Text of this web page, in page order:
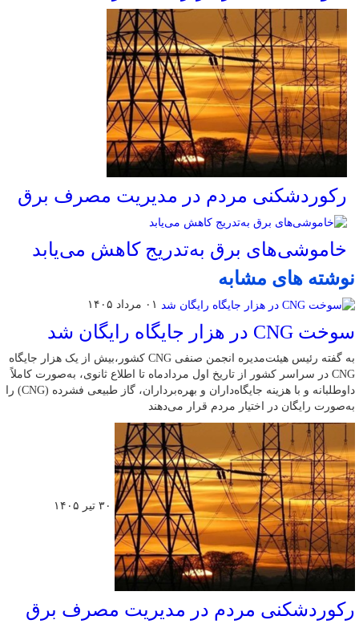
رکوردشکنی مردم در مدیریت مصرف برق
خاموشی‌های برق به‌تدریج کاهش می‌یابد
نوشته های مشابه
۰۱ مرداد ۱۴۰۵
سوخت CNG در هزار جایگاه رایگان شد
به گفته رئیس هیئت‌مدیره انجمن صنفی CNG کشور،بیش از یک هزار جایگاه
CNG در سراسر کشور از تاریخ اول مردادماه تا اطلاع ثانوی، به‌صورت کاملاً
داوطلبانه و با هزینه جایگاه‌داران و بهره‌برداران، گاز طبیعی فشرده (CNG) را
به‌صورت رایگان در اختیار مردم قرار می‌دهند
۳۰ تیر ۱۴۰۵
رکوردشکنی مردم در مدیریت مصرف برق